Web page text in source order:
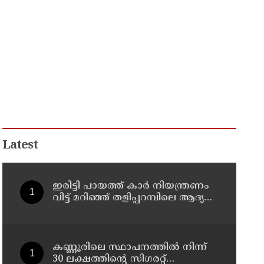
Latest
ഇരിട്ടി പായത്ത് കാർ നിയന്ത്രണം
വിട്ട് മറിഞ്ഞ് തളിപ്പറമ്പിലെ ആദ്യ
കണ്ണൂരിലെ സ്ഥാപനത്തിൽ നിന്ന്
30 ലക്ഷത്തിന്റെ സിഗരറ്റ്